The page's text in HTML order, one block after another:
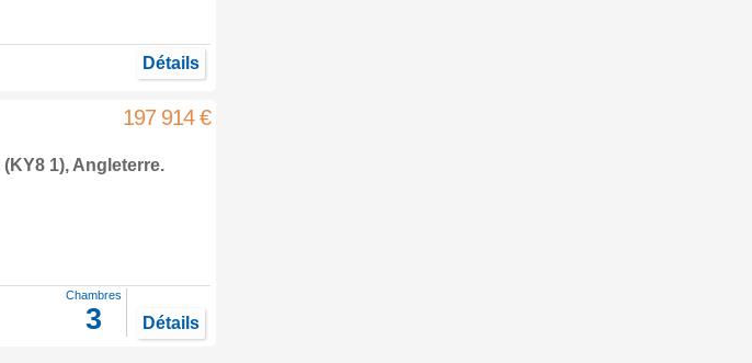
Détails
197 914 €
(KY8 1), Angleterre.
Chambres
3 Détails